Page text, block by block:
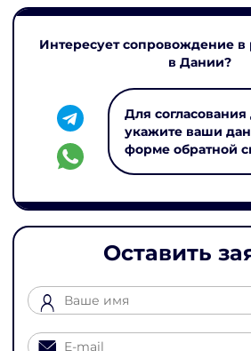
Интересует сопровождение в
в Дании?
Для согласования
укажите ваши
форме обратной
Оставить